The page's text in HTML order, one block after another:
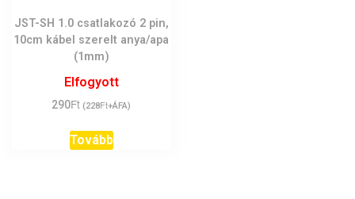
JST-SH 1.0 csatlakozó 2 pin,
10cm kábel szerelt anya/apa
(1mm)
Elfogyott
290Ft (228Ft+ÁFA)
Tovább